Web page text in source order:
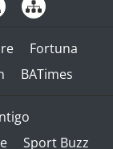
Fortuna
BATimes
Sport Buzz